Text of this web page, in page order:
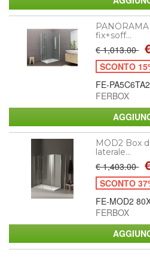
fix+soff...
€ 1,013.00
SCONTO
FE-
FERBOX
MOD2 Box
laterale...
€ 1,403.00
SCONTO
FE-MOD2
FERBOX